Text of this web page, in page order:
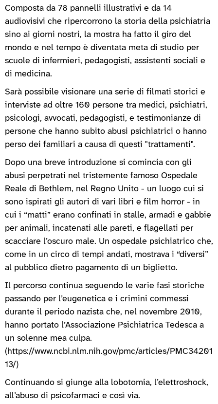
Composta da 78 pannelli illustrativi e da 14
audiovisivi che ripercorrono la storia della psichiatria
sino ai giorni nostri, la mostra ha fatto il giro del
mondo e nel tempo è diventata meta di studio per
scuole di infermieri, pedagogisti, assistenti sociali e
di medicina.
Sarà possibile visionare una serie di filmati storici e
interviste ad oltre 160 persone tra medici, psichiatri,
psicologi, avvocati, pedagogisti, e testimonianze di
persone che hanno subito abusi psichiatrici o hanno
perso dei familiari a causa di questi "trattamenti".
Dopo una breve introduzione si comincia con gli
abusi perpetrati nel tristemente famoso Ospedale
Reale di Bethlem, nel Regno Unito - un luogo cui si
sono ispirati gli autori di vari libri e film horror - in
cui i “matti” erano confinati in stalle, armadi e gabbie
per animali, incatenati alle pareti, e flagellati per
scacciare l’oscuro male. Un ospedale psichiatrico che,
come in un circo di tempi andati, mostrava i “diversi”
al pubblico dietro pagamento di un biglietto.
Il percorso continua seguendo le varie fasi storiche
passando per l’eugenetica e i crimini commessi
durante il periodo nazista che, nel novembre 2010,
hanno portato l’Associazione Psichiatrica Tedesca a
un solenne mea culpa.
(https://www.ncbi.nlm.nih.gov/pmc/articles/PMC34201
13/)
Continuando si giunge alla lobotomia, l’elettroshock,
all’abuso di psicofarmaci e così via.